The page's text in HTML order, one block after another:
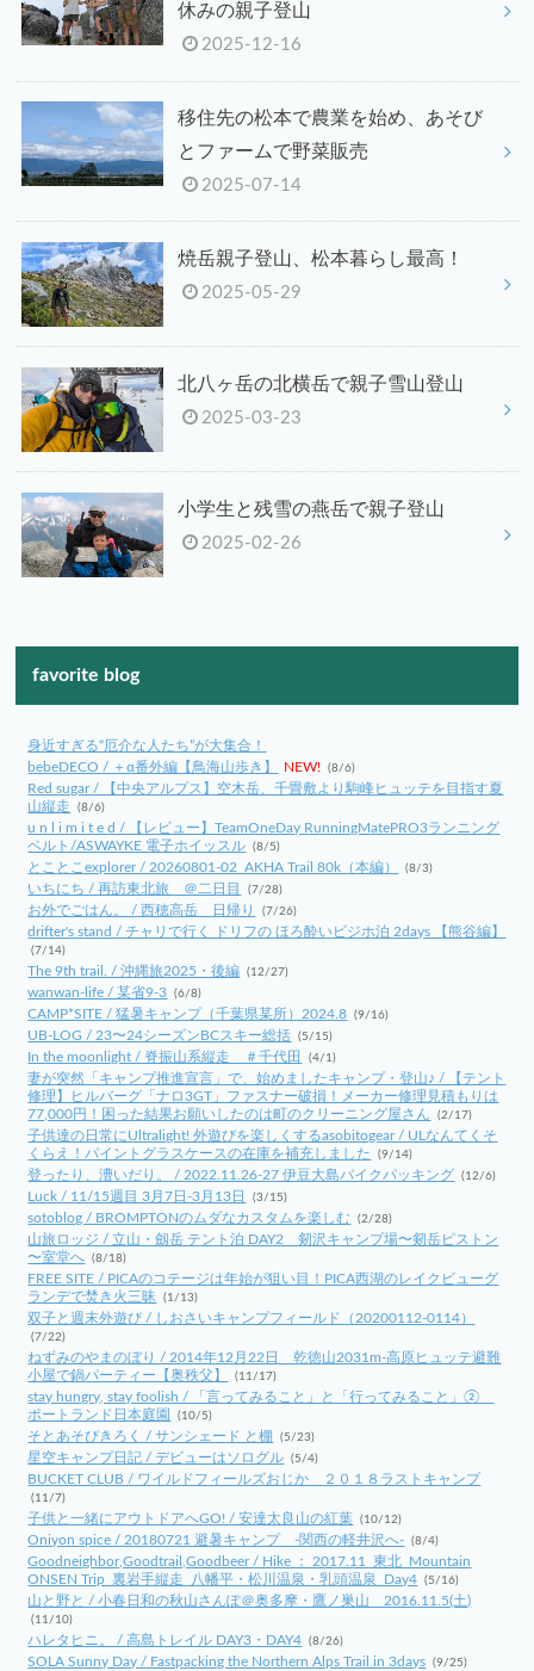
休みの親子登山
2025-12-16
移住先の松本で農業を始め、あそび
とファームで野菜販売
2025-07-14
焼岳親子登山、松本暮らし最高！
2025-05-29
北八ヶ岳の北横岳で親子雪山登山
2025-03-23
小学生と残雪の燕岳で親子登山
2025-02-26
favorite blog
身近すぎる“厄介な人たち”が大集合！
bebeDECO / ＋α番外編【鳥海山歩き】
NEW! (8/6)
Red sugar / 【中央アルプス】空木岳、千畳敷より駒峰ヒュッテを目指す夏
山縦走
(8/6)
u n l i m i t e d / 【レビュー】TeamOneDay RunningMatePRO3ランニング
ベルト/ASWAYKE 電子ホイッスル (8/5)
とことこexplorer / 20260801-02_AKHA Trail 80k（本編） (8/3)
いちにち / 再訪東北旅 ＠二日目 (7/28)
お外でごはん。 / 西穂高岳 日帰り (7/26)
drifter's stand / チャリで行く ドリフの ほろ酔いビジホ泊 2days 【熊谷編】
(7/14)
The 9th trail. / 沖縄旅2025・後編 (12/27)
wanwan-life / 某省9-3 (6/8)
CAMP*SITE / 猛暑キャンプ（千葉県某所）2024.8 (9/16)
UB-LOG / 23〜24シーズンBCスキー総括 (5/15)
In the moonlight / 脊振山系縦走 ＃千代田 (4/1)
妻が突然「キャンプ推進宣言」で、始めましたキャンプ・登山♪ / 【テント
修理】ヒルバーグ「ナロ3GT」ファスナー破損！メーカー修理見積もりは
77,000円！困った結果お願いしたのは町のクリーニング屋さん
(2/17)
子供達の日常にUltralight! 外遊びを楽しくするasobitogear / ULなんてくそ
くらえ！パイントグラスケースの在庫を補充しました
(9/14)
登ったり、漕いだり。 / 2022.11.26-27 伊豆大島バイクパッキング (12/6)
Luck / 11/15週目 3月7日-3月13日 (3/15)
sotoblog / BROMPTONのムダなカスタムを楽しむ (2/28)
山旅ロッジ / 立山・劔岳 テント泊 DAY2 剱沢キャンプ場〜剱岳ピストン
〜室堂へ (8/18)
FREE SITE / PICAのコテージは年始が狙い目！PICA西湖のレイクビューグ
ランデで焚き火三昧
(1/13)
双子と週末外遊び / しおさいキャンプフィールド（20200112-0114）
(7/22)
ねずみのやまのぼり / 2014年12月22日 乾徳山2031m-高原ヒュッテ避難
小屋で鍋パーティー【奥秩父】
(11/17)
stay hungry, stay foolish / 「言ってみること」と「行ってみること」②
ポートランド日本庭園
(10/5)
そとあそびきろく / サンシェード と棚 (5/23)
星空キャンプ日記 / デビューはソログル (5/4)
BUCKET CLUB / ワイルドフィールズおじか ２０１８ラストキャンプ
(11/7)
子供と一緒にアウトドアへGO! / 安達太良山の紅葉 (10/12)
Oniyon spice / 20180721 避暑キャンプ -関西の軽井沢へ- (8/4)
Goodneighbor,Goodtrail,Goodbeer / Hike ： 2017.11_東北_Mountain
ONSEN Trip_裏岩手縦走_八幡平・松川温泉・乳頭温泉_Day4 (5/16)
山と野と / 小春日和の秋山さんぽ＠奥多摩・鷹ノ巣山 2016.11.5(土)
(11/10)
ハレタヒニ。 / 高島トレイル DAY3・DAY4 (8/26)
SOLA Sunny Day / Fastpacking the Northern Alps Trail in 3days (9/25)